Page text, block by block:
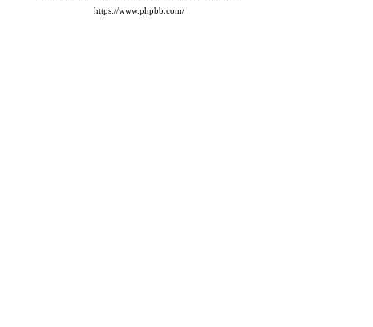
https://www.phpbb.com/